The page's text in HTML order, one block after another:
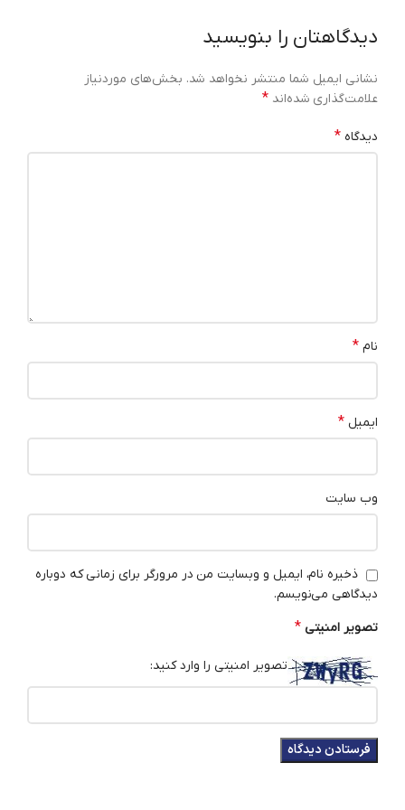
دیدگاهتان را بنویسید
نشانی ایمیل شما منتشر نخواهد شد. بخش‌های موردنیاز
علامت‌گذاری شده‌اند*
دیدگاه *
نام *
ایمیل *
وب‌ سایت
ذخیره نام، ایمیل و وبسایت من در مرورگر برای زمانی که دوباره
دیدگاهی می‌نویسم.
تصویر امنیتی*
تصویر امنیتی را وارد کنید: